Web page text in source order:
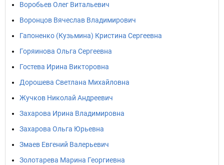
Воробьев Олег Витальевич
Воронцов Вячеслав Владимирович
Гапоненко (Кузьмина) Кристина Сергеевна
Горяинова Ольга Сергеевна
Гостева Ирина Викторовна
Дорошева Светлана Михайловна
Жучков Николай Андреевич
Захарова Ирина Владимировна
Захарова Ольга Юрьевна
Змаев Евгений Валерьевич
Золотарева Марина Георгиевна